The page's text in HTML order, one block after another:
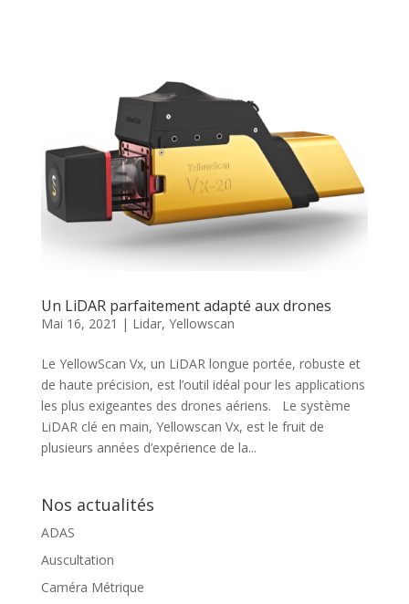
Un LiDAR parfaitement adapté aux drones
Mai 16, 2021 | Lidar, Yellowscan
Le YellowScan Vx, un LiDAR longue portée, robuste et
de haute précision, est l’outil idéal pour les applications
les plus exigeantes des drones aériens. Le système
LiDAR clé en main, Yellowscan Vx, est le fruit de
plusieurs années d’expérience de la...
Nos actualités
ADAS
Auscultation
Caméra Métrique